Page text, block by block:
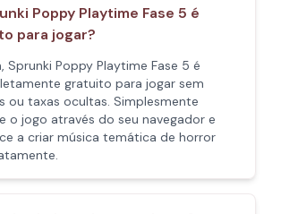
Poppy Playtime Fase 5 é
para jogar?
Sprunki Poppy Playtime Fase 5 é
gratuito para jogar sem
ou taxas ocultas. Simplesmente
o jogo através do seu navegador e
a criar música temática de horror